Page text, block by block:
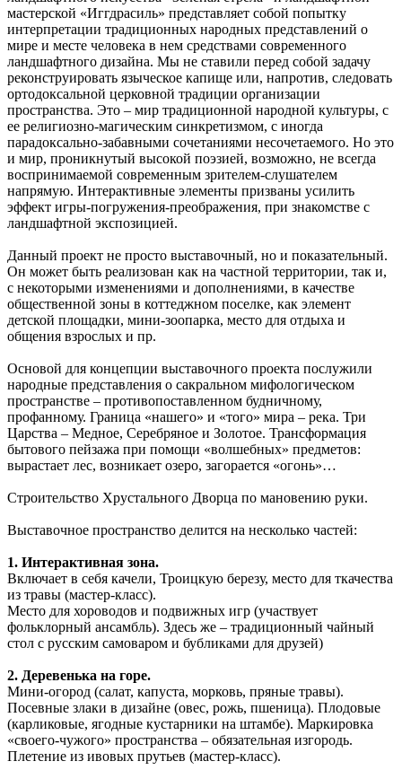
мастерской «Иггдрасиль» представляет собой попытку
интерпретации традиционных народных представлений о
мире и месте человека в нем средствами современного
ландшафтного дизайна. Мы не ставили перед собой задачу
реконструировать языческое капище или, напротив, следовать
ортодоксальной церковной традиции организации
пространства. Это – мир традиционной народной культуры, с
ее религиозно-магическим синкретизмом, с иногда
парадоксально-забавными сочетаниями несочетаемого. Но это
и мир, проникнутый высокой поэзией, возможно, не всегда
воспринимаемой современным зрителем-слушателем
напрямую. Интерактивные элементы призваны усилить
эффект игры-погружения-преображения, при знакомстве с
ландшафтной экспозицией.
Данный проект не просто выставочный, но и показательный.
Он может быть реализован как на частной территории, так и,
с некоторыми изменениями и дополнениями, в качестве
общественной зоны в коттеджном поселке, как элемент
детской площадки, мини-зоопарка, место для отдыха и
общения взрослых и пр.
Основой для концепции выставочного проекта послужили
народные представления о сакральном мифологическом
пространстве – противопоставленном будничному,
профанному. Граница «нашего» и «того» мира – река. Три
Царства – Медное, Серебряное и Золотое. Трансформация
бытового пейзажа при помощи «волшебных» предметов:
вырастает лес, возникает озеро, загорается «огонь»…
Строительство Хрустального Дворца по мановению руки.
Выставочное пространство делится на несколько частей:
1. Интерактивная зона.
Включает в себя качели, Троицкую березу, место для ткачества
из травы (мастер-класс).
Место для хороводов и подвижных игр (участвует
фольклорный ансамбль). Здесь же – традиционный чайный
стол с русским самоваром и бубликами для друзей)
2. Деревенька на горе.
Мини-огород (салат, капуста, морковь, пряные травы).
Посевные злаки в дизайне (овес, рожь, пшеница). Плодовые
(карликовые, ягодные кустарники на штамбе). Маркировка
«своего-чужого» пространства – обязательная изгородь.
Плетение из ивовых прутьев (мастер-класс).